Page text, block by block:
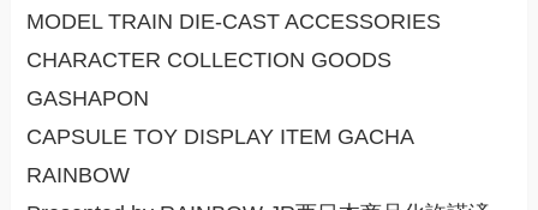
MODEL TRAIN DIE-CAST ACCESSORIES
CHARACTER COLLECTION GOODS
GASHAPON
CAPSULE TOY DISPLAY ITEM GACHA
RAINBOW